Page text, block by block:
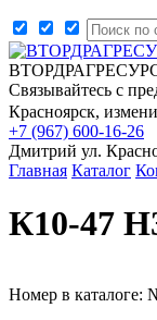
Связывайтесь с
Красноярск,
+7 (967) 600-16-26
Дмитрий ул.
Главная Каталог
К10-47
Номер в каталоге: